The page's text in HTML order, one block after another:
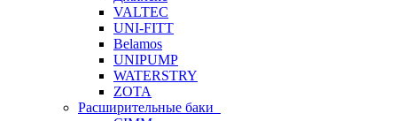
VALTEC
UNI-FITT
Belamos
UNIPUMP
WATERSTRY
ZOTA
Расширительные баки